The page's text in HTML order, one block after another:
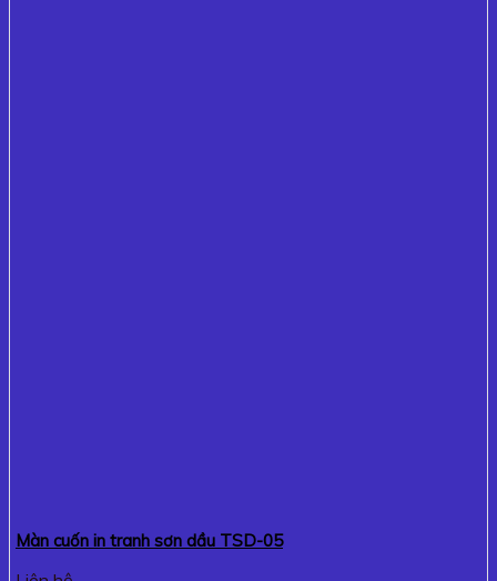
Màn cuốn in tranh sơn dầu TSD-05